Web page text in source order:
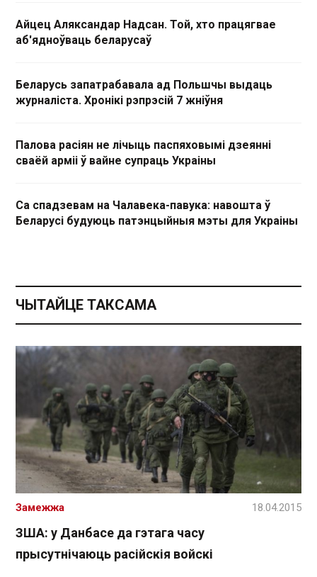
Айцец Аляксандар Надсан. Той, хто працягвае
аб'ядноўваць беларусаў
Беларусь запатрабавала ад Польшчы выдаць
журналіста. Хронікі рэпрэсій 7 жніўня
Палова расіян не лічыць паспяховымі дзеянні
сваёй арміі ў вайне супраць Украіны
Са спадзевам на Чалавека-павука: навошта ў
Беларусі будуюць патэнцыйныя мэты для Украіны
ЧЫТАЙЦЕ ТАКСАМА
ЗША: у Данбасе да гэтага часу
прысутнічаюць расійскія войскі
Замежжа 18.04.2015